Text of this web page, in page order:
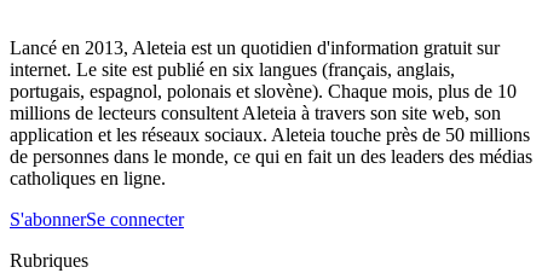
Lancé en 2013, Aleteia est un quotidien d'information gratuit sur
internet. Le site est publié en six langues (français, anglais,
portugais, espagnol, polonais et slovène). Chaque mois, plus de 10
millions de lecteurs consultent Aleteia à travers son site web, son
application et les réseaux sociaux. Aleteia touche près de 50 millions
de personnes dans le monde, ce qui en fait un des leaders des médias
catholiques en ligne.
S'abonnerSe connecter
Rubriques